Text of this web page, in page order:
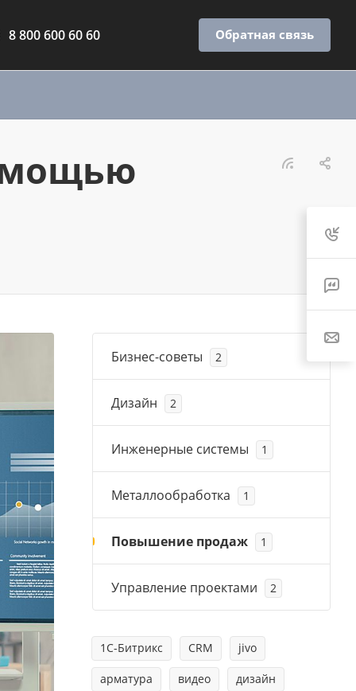
8 800 600 60 60 Обратная связь
Бизнес-советы 2
Дизайн 2
Инженерные системы 1
Металлообработка 1
Повышение продаж 1
Управление проектами 2
1С-Битрикс CRM jivo
арматура видео дизайн